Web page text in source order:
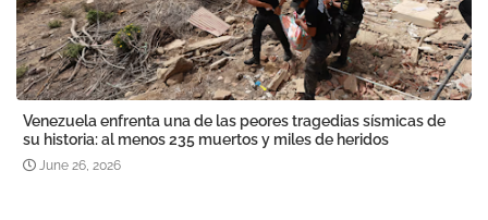
Venezuela enfrenta una de las peores tragedias sísmicas de
su historia: al menos 235 muertos y miles de heridos
June 26, 2026